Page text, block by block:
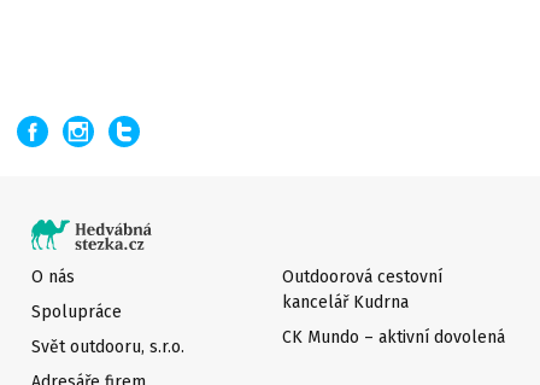
O nás
Spolupráce
Svět outdooru, s.r.o.
Outdoorová cestovní
kancelář Kudrna
CK Mundo – aktivní dovolená